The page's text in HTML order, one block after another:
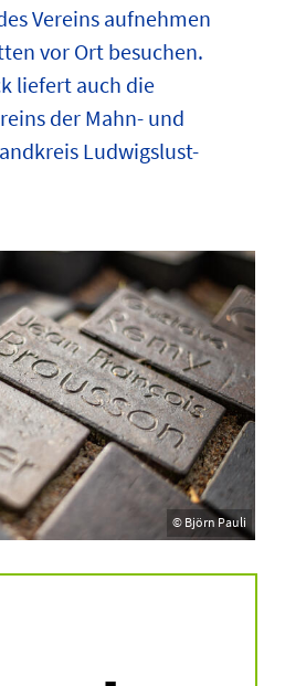
Vereins aufnehmen
vor Ort besuchen.
liefert auch die
der Mahn- und
Ludwigslust-
© Björn Pauli